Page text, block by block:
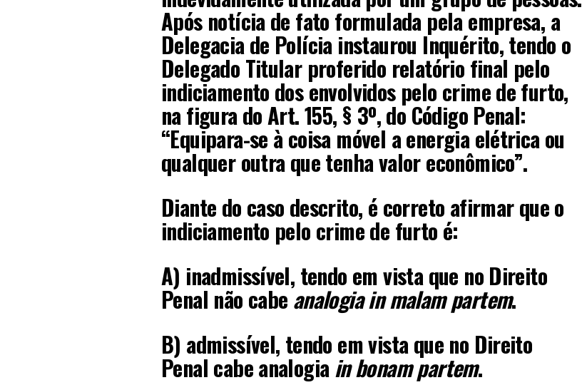
Após notícia de fato formulada pela empresa, a
Delegacia de Polícia instaurou Inquérito, tendo o
Delegado Titular proferido relatório final pelo
indiciamento dos envolvidos pelo crime de furto,
na figura do Art. 155, § 3º, do Código Penal:
“Equipara-se à coisa móvel a energia elétrica ou
qualquer outra que tenha valor econômico”.
Diante do caso descrito, é correto afirmar que o
indiciamento pelo crime de furto é:
A) inadmissível, tendo em vista que no Direito
Penal não cabeanalogia in malam partem.
B) admissível, tendo em vista que no Direito
Penal cabe analogia in bonam partem.